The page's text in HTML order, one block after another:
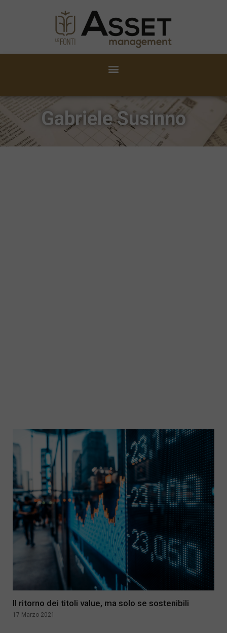
Gabriele Susinno
Il ritorno dei titoli value, ma solo se sostenibili
17 Marzo 2021